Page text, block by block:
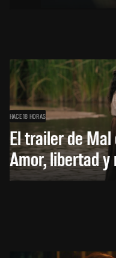
HACE 18 HORAS
El trailer de
Amor, libertad